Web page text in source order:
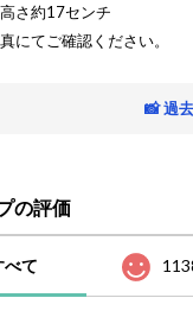
さ約17センチ
にてご確認ください。
📸 過
の評価
べて